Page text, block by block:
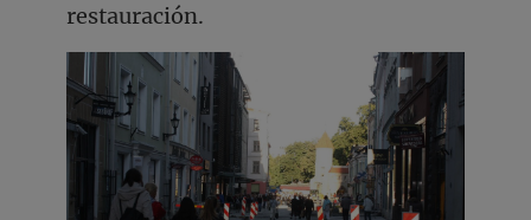
restauración.